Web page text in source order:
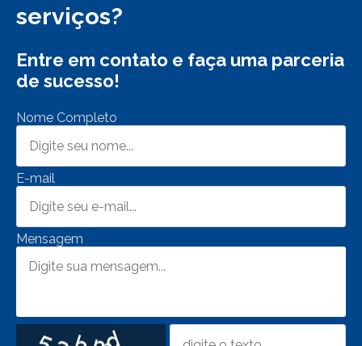
serviços?
Entre em contato e faça uma parceria
de sucesso!
Nome Completo
E-mail
Mensagem